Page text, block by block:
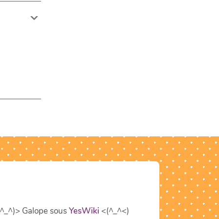
Galope sousYesWiki <(^_^<)